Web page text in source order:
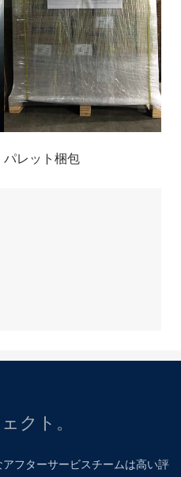
パレット梱包
クト。
フターサービスチームは高い評